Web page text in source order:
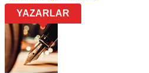
YAZARLAR